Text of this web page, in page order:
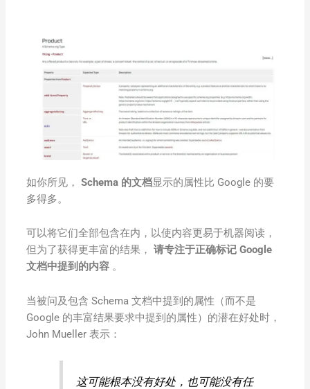
如你所见， Schema 的文档显示的属性比 Google 的要
多得多。
可以将它们全部包含在内，以使内容更易于机器阅读，
但为了获得更丰富的结果， 请专注于正确标记 Google
文档中提到的内容。
当被问及包含 Schema 文档中提到的属性（而不是
Google 的丰富结果要求中提到的属性）的潜在好处时，
John Mueller 表示：
这可能根本没有好处，也可能没有任